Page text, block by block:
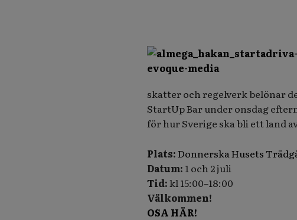
skatter och regelverk belönar
StartUp Bar under onsdag
för hur Sverige ska bli ett land
Plats:Donnerska Husets
Datum: 1 och 2 juli
Tid:kl 15:00–18:00
Välkommen!
OSA HÄR!